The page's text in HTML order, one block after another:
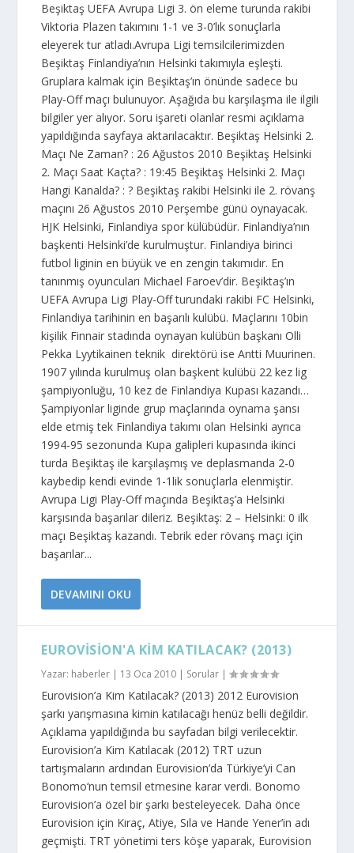
Beşiktaş UEFA Avrupa Ligi 3. ön eleme turunda rakibi
Viktoria Plazen takımını 1-1 ve 3-0’lık sonuçlarla
eleyerek tur atladı.Avrupa Ligi temsilcilerimizden
Beşiktaş Finlandiya’nın Helsinki takımıyla eşleşti.
Gruplara kalmak için Beşiktaş’ın önünde sadece bu
Play-Off maçı bulunuyor. Aşağıda bu karşılaşma ile ilgili
bilgiler yer alıyor. Soru işareti olanlar resmi açıklama
yapıldığında sayfaya aktarılacaktır. Beşiktaş Helsinki 2.
Maçı Ne Zaman? : 26 Ağustos 2010 Beşiktaş Helsinki
2. Maçı Saat Kaçta? : 19:45 Beşiktaş Helsinki 2. Maçı
Hangi Kanalda? : ? Beşiktaş rakibi Helsinki ile 2. rövanş
maçını 26 Ağustos 2010 Perşembe günü oynayacak.
HJK Helsinki, Finlandiya spor külübüdür. Finlandiya’nın
başkenti Helsinki’de kurulmuştur. Finlandiya birinci
futbol liginin en büyük ve en zengin takımıdır. En
tanınmış oyuncuları Michael Faroev’dir. Beşiktaş’ın
UEFA Avrupa Ligi Play-Off turundaki rakibi FC Helsinki,
Finlandiya tarihinin en başarılı kulübü. Maçlarını 10bin
kişilik Finnair stadında oynayan kulübün başkanı Olli
Pekka Lyytikainen teknik direktörü ise Antti Muurinen.
1907 yılında kurulmuş olan başkent kulübü 22 kez lig
şampiyonluğu, 10 kez de Finlandiya Kupası kazandı…
Şampiyonlar liginde grup maçlarında oynama şansı
elde etmiş tek Finlandiya takımı olan Helsinki ayrıca
1994-95 sezonunda Kupa galipleri kupasında ikinci
turda Beşiktaş ile karşılaşmış ve deplasmanda 2-0
kaybedip kendi evinde 1-1lik sonuçlarla elenmiştir.
Avrupa Ligi Play-Off maçında Beşiktaş’a Helsinki
karşısında başarılar dileriz. Beşiktaş: 2 – Helsinki: 0 ilk
maçı Beşiktaş kazandı. Tebrik eder rövanş maçı için
başarılar...
DEVAMINI OKU
EUROVISION'A KIM KATILACAK? (2013)
Yazar: haberler | 13 Oca 2010 | Sorular |
Eurovision’a Kim Katılacak? (2013) 2012 Eurovision
şarkı yarışmasına kimin katılacağı henüz belli değildir.
Açıklama yapıldığında bu sayfadan bilgi verilecektir.
Eurovision’a Kim Katılacak (2012) TRT uzun
tartışmaların ardından Eurovision’da Türkiye’yi Can
Bonomo‘nun temsil etmesine karar verdi. Bonomo
Eurovision’a özel bir şarkı besteleyecek. Daha önce
Eurovision için Kıraç, Atiye, Sıla ve Hande Yener’in adı
geçmişti. TRT yönetimi ters köşe yaparak, Eurovision